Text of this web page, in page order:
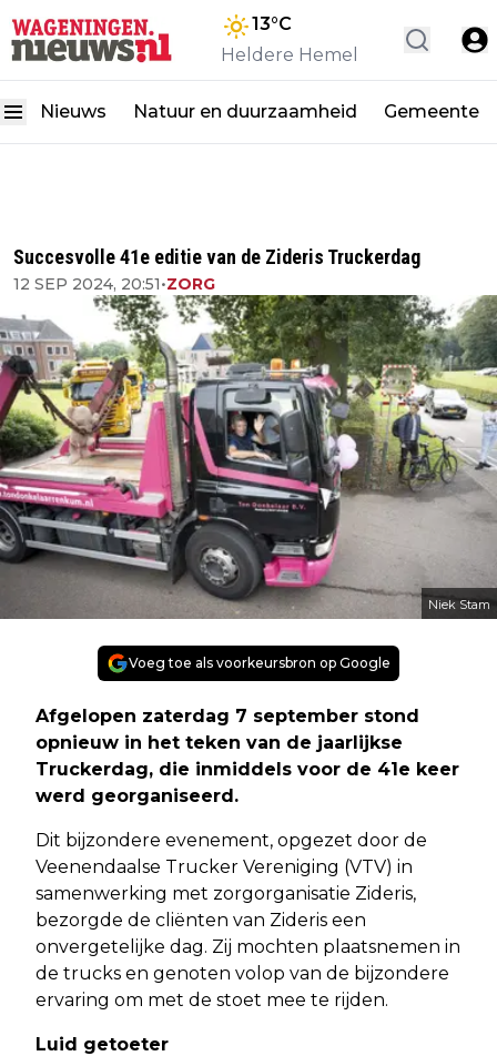
13°C
Heldere Hemel
Nieuws Natuur en duurzaamheid Gemeente
Succesvolle 41e editie van de Zideris Truckerdag
12 SEP 2024, 20:51•ZORG
Niek Stam
Voeg toe als voorkeursbron op Google
Afgelopen zaterdag 7 september stond
opnieuw in het teken van de jaarlijkse
Truckerdag, die inmiddels voor de 41e keer
werd georganiseerd.
Dit bijzondere evenement, opgezet door de
Veenendaalse Trucker Vereniging (VTV) in
samenwerking met zorgorganisatie Zideris,
bezorgde de cliënten van Zideris een
onvergetelijke dag. Zij mochten plaatsnemen in
de trucks en genoten volop van de bijzondere
ervaring om met de stoet mee te rijden.
Luid getoeter